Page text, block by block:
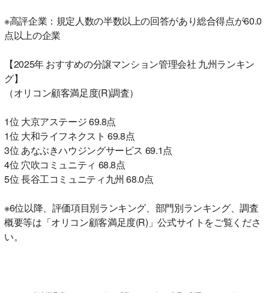
※高評企業：規定人数の半数以上の回答があり総合得点が60.0
点以上の企業
【2025年 おすすめの分譲マンション管理会社 九州ランキン
グ】
（オリコン顧客満足度(R)調査）
1位 大京アステージ 69.8点
1位 大和ライフネクスト 69.8点
3位 あなぶきハウジングサービス 69.1点
4位 穴吹コミュニティ 68.8点
5位 長谷工コミュニティ九州 68.0点
※6位以降、評価項目別ランキング、部門別ランキング、調査
概要等は「オリコン顧客満足度(R)」公式サイトをご覧くださ
い。